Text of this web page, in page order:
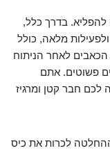
בדרך כלל,
מלאה, כולל
הכאבים לאחר הניתוח
פשוטים. אתם
חבר קטן ומרגיז
לכרות את כיס